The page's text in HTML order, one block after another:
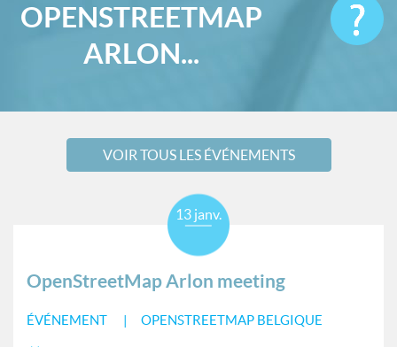
OPENSTREETMAP
ARLON...
VOIR TOUS LES ÉVÉNEMENTS
OpenStreetMap Arlon meeting
ÉVÉNEMENT OPENSTREETMAP BELGIQUE
13 janv.